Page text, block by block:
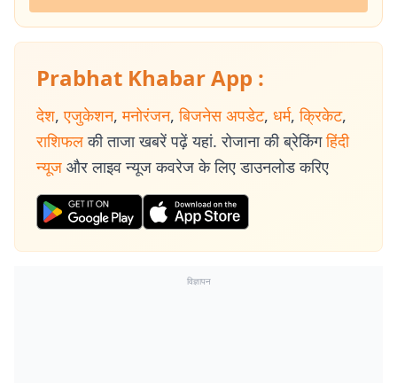
Prabhat Khabar App :
देश, एजुकेशन, मनोरंजन, बिजनेस अपडेट, धर्म, क्रिकेट,
राशिफल की ताजा खबरें पढ़ें यहां. रोजाना की ब्रेकिंग हिंदी
न्यूज और लाइव न्यूज कवरेज के लिए डाउनलोड करिए
विज्ञापन